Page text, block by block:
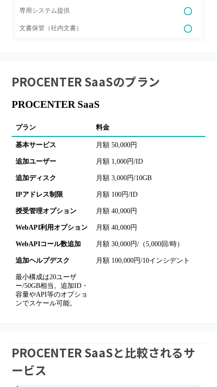
専用システム提供
文書保管（社内文書）
PROCENTER SaaSのプラン
PROCENTER SaaS
プラン 料金
基本サービス 月額 50,000円
追加ユーザー 月額 1,000円/ID
追加ディスク 月額 3,000円/10GB
IPアドレス制限 月額 100円/ID
授受管理オプション 月額 40,000円
WebAPI利用オプション 月額 40,000円
WebAPIコール数追加 月額 30,000円/（5,000回/時）
追加ヘルプデスク 月額 100,000円/10インシデント
最小構成は20ユーザ
ー/50GB相当。追加ID・
容量やAPI等のオプショ
ンでスケール可能。
PROCENTER SaaSと比較されるサ
ービス